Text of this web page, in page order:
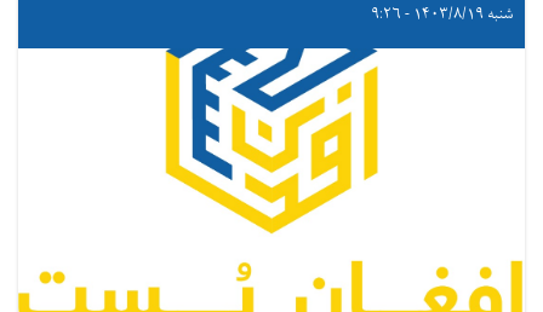
شنبه ۱۴۰۳/۸/۱۹ - ۹:۲۶